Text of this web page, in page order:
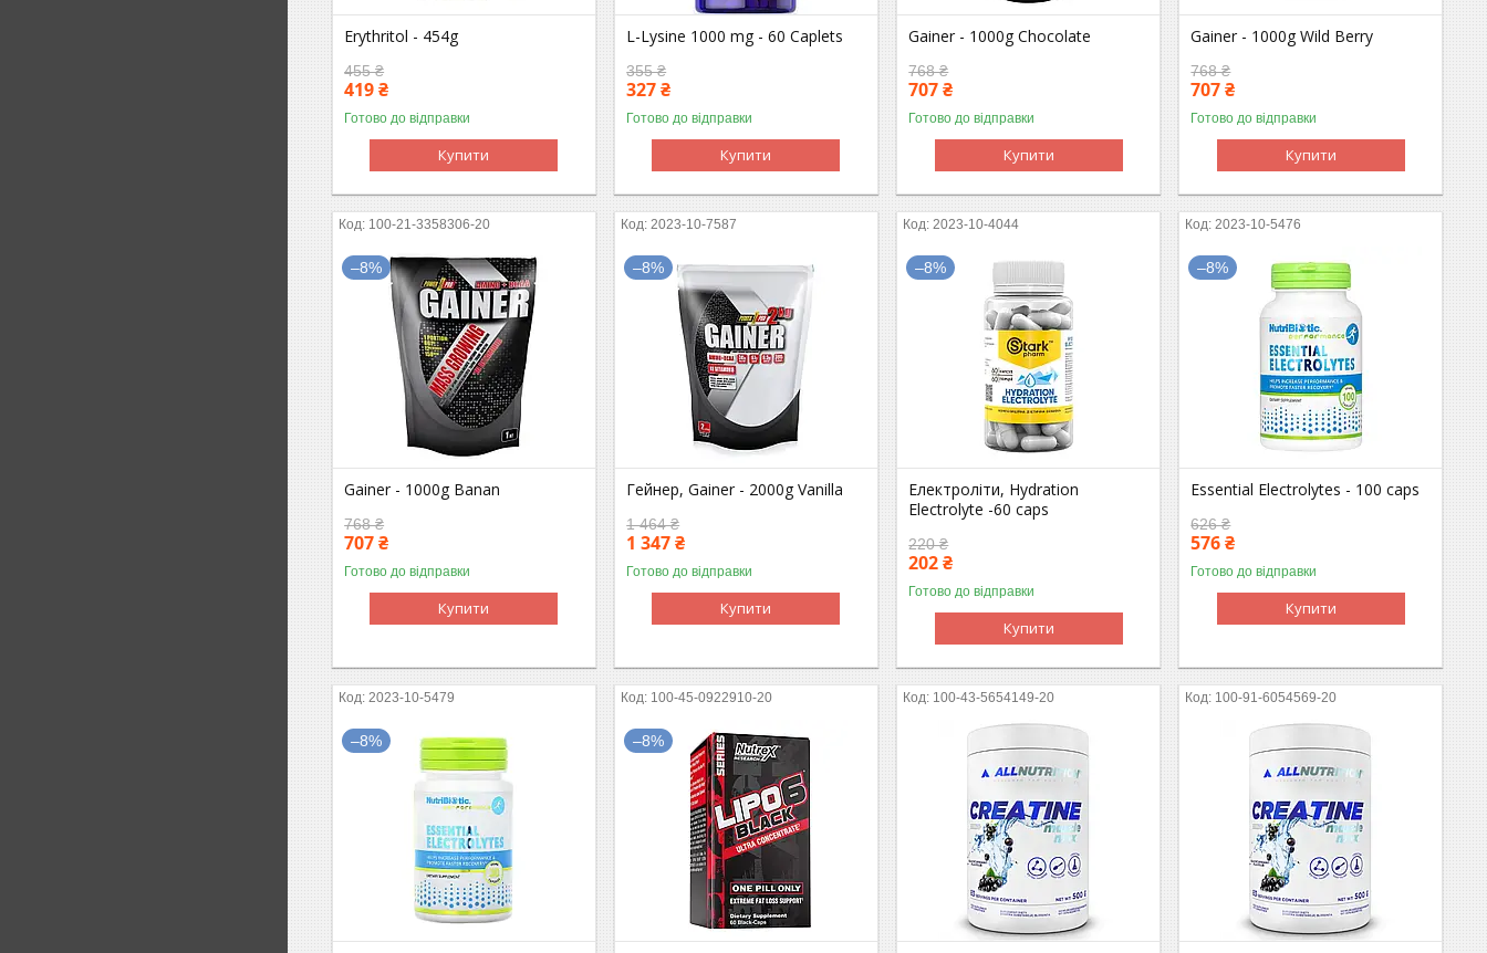
Erythritol - 454g
455 ₴
419 ₴
Готово до відправки
Купити
L-Lysine 1000 mg - 60 Caplets
355 ₴
327 ₴
Готово до відправки
Купити
Gainer - 1000g Chocolate
768 ₴
707 ₴
Готово до відправки
Купити
Gainer - 1000g Wild Berry
768 ₴
707 ₴
Готово до відправки
Купити
100-21-3358306-20
–8%
Gainer - 1000g Banan
768 ₴
707 ₴
Готово до відправки
Купити
2023-10-7587
–8%
Гейнер, Gainer - 2000g Vanilla
1 464 ₴
1 347 ₴
Готово до відправки
Купити
2023-10-4044
–8%
Електроліти, Hydration
Electrolyte -60 caps
220 ₴
202 ₴
Готово до відправки
Купити
2023-10-5476
–8%
Essential Electrolytes - 100 caps
626 ₴
576 ₴
Готово до відправки
Купити
2023-10-5479
–8%
100-45-0922910-20
–8%
100-43-5654149-20 100-91-6054569-20